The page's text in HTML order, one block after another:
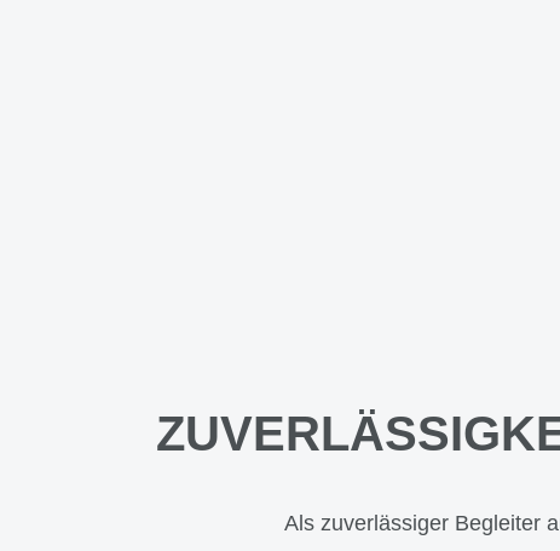
Als zuverlässiger Begleiter